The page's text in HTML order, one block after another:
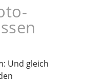
Und gleich